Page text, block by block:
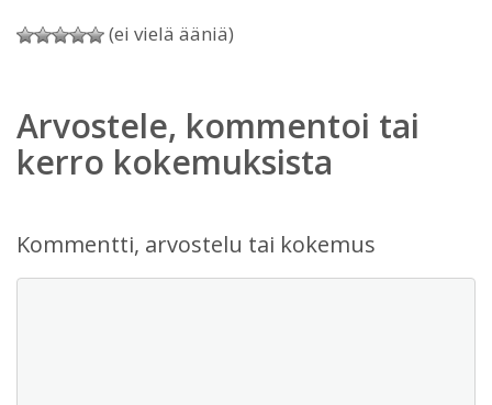
(ei vielä ääniä)
Arvostele, kommentoi tai
kerro kokemuksista
Kommentti, arvostelu tai kokemus